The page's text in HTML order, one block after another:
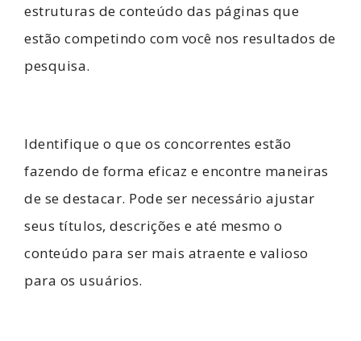
estruturas de conteúdo das páginas que
estão competindo com você nos resultados de
pesquisa.
Identifique o que os concorrentes estão
fazendo de forma eficaz e encontre maneiras
de se destacar. Pode ser necessário ajustar
seus títulos, descrições e até mesmo o
conteúdo para ser mais atraente e valioso
para os usuários.